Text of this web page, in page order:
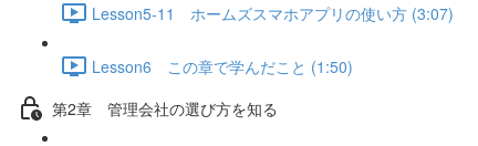
Lesson5-11 ホームズスマホアプリの使い方 (3:07)
Lesson6 この章で学んだこと (1:50)
第2章 管理会社の選び方を知る